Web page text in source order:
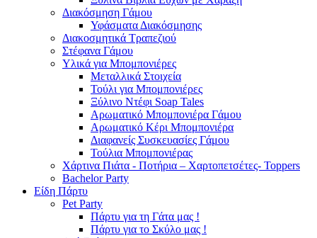
Διακόσμηση Γάμου
Υφάσματα Διακόσμησης
Διακοσμητικά Τραπεζιού
Στέφανα Γάμου
Υλικά για Μπομπονιέρες
Μεταλλικά Στοιχεία
Τούλι για Μπομπονιέρες
Ξύλινο Ντέφι Soap Tales
Αρωματικό Μπομπονιέρα Γάμου
Αρωματικό Κέρι Μπομπονιέρα
Διαφανείς Συσκευασίες Γάμου
Τούλια Μπομπονιέρας
Χάρτινα Πιάτα - Ποτήρια – Χαρτοπετσέτες- Toppers
Bachelor Party
Είδη Πάρτυ
Pet Party
Πάρτυ για τη Γάτα μας !
Πάρτυ για το Σκύλο μας !